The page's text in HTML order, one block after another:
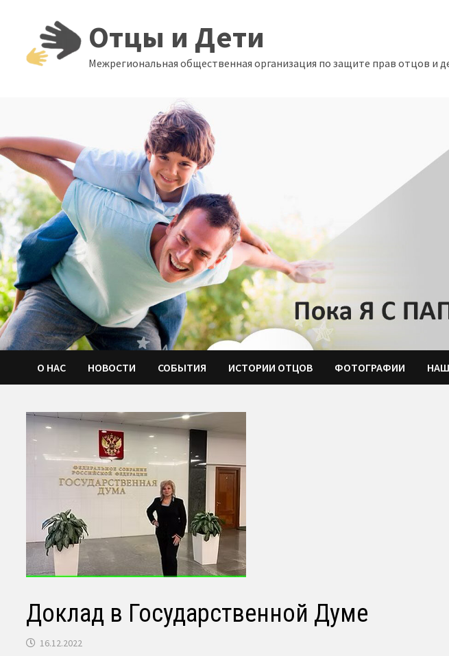
content
Отцы и Дети
Межрегиональная общественная организация по защите прав отцов и
О НАС НОВОСТИ СОБЫТИЯ ИСТОРИИ ОТЦОВ ФОТОГРАФИИ
Доклад в Государственной Думе
16.12.2022